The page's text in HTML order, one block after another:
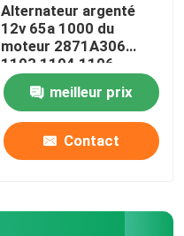
Alternateur argenté
12v 65a 1000 du
moteur 2871A306
1103 1104 1106
meilleur prix
Contact